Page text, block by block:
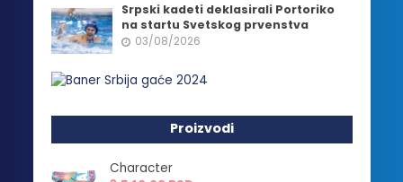
Srpski kadeti deklasirali Portoriko
na startu Svetskog prvenstva
03/08/2026
Proizvodi
Character